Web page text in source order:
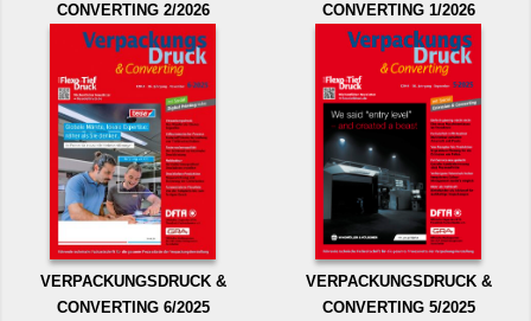
CONVERTING 2/2026
CONVERTING 1/2026
VERPACKUNGSDRUCK &
CONVERTING 6/2025
VERPACKUNGSDRUCK &
CONVERTING 5/2025